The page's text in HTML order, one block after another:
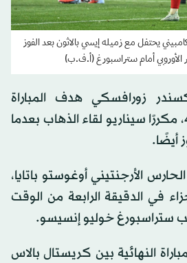
كامبيني يحتفل مع زميله إيسي بالاثون بعد الفوز
الأوروبي أمام ستراسبورغ (أ.ف.ب)
زورافسكي هدف المباراة
الوحيد في الدقيقة 42، مكررًا سيناريو لقاء الذهاب بعدما
أيضًا.
الأرجنتيني أوغوستو باتايا،
في الدقيقة الرابعة من الوقت
ستراسبورغ خوليو إنسيسو.
النهائية بين كريستال بالاس